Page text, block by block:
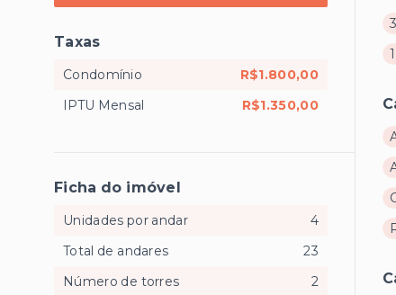
Taxas
Condomínio
R$1.800,00
IPTU Mensal
R$1.350,00
Ficha do imóvel
Unidades por andar
4
Total de andares
23
Número de torres
2